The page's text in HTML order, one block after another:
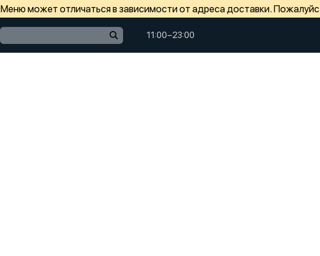
Меню может отличаться в зависимости от адреса доставки.
11:00−23:00